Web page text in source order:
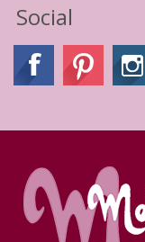
Social